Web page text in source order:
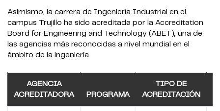
Asimismo, la carrera de Ingeniería Industrial en el
campus Trujillo ha sido acreditada por la Accreditation
Board for Engineering and Technology (ABET), una de
las agencias más reconocidas a nivel mundial en el
ámbito de la ingeniería.
AGENCIA
ACREDITADORA
PROGRAMA
TIPO DE
ACREDITACIÓN